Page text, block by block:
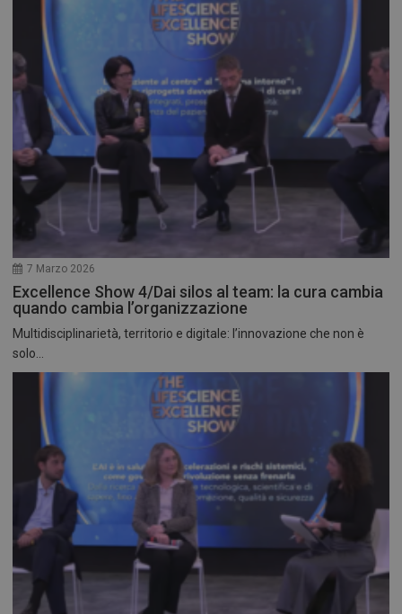
7 Marzo 2026
Excellence Show 4/Dai silos al team: la cura cambia
quando cambia l’organizzazione
Multidisciplinarietà, territorio e digitale: l’innovazione che non è
solo...